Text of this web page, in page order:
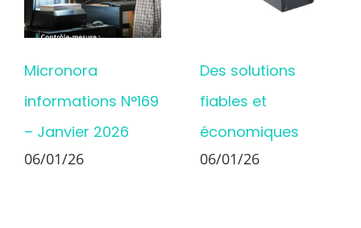
Micronora
informations N°169
– Janvier 2026
06/01/26
Des solutions
fiables et
économiques
06/01/26